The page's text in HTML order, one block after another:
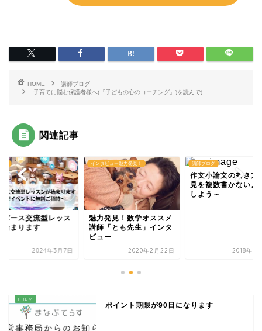
HOME
講師ブログ
子育てに悩む保護者様へ(『子どもの心のコーチング』)を読んで)
関連記事
バース交流型レッス
始まります
2024年3月7日
インタビュー魅力発見！
魅力発見！数学オススメ
講師「とも先生」インタ
ビュー
2020年2月22日
講師ブログ
作文小論文の書き方
見を複数書かないよ
しよう～
2018年3
ポイント期限が90日になります